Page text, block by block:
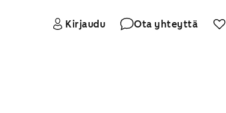
Kirjaudu Ota yhteyttä